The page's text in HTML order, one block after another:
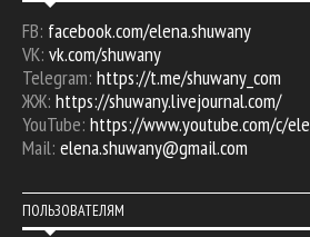
FB: facebook.com/elena.shuwany
VK: vk.com/shuwany
Telegram: https://t.me/shuwany_com
ЖЖ: https://shuwany.livejournal.com/
YouTube: https://www.youtube.com/c/
Mail: elena.shuwany@gmail.com
ПОЛЬЗОВАТЕЛЯМ